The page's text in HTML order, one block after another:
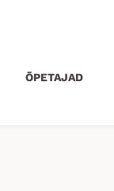
ÕPETAJAD